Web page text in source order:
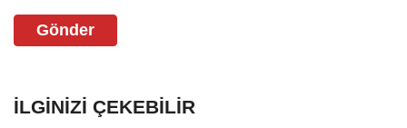
Gönder
İLGINIZI ÇEKEBILIR